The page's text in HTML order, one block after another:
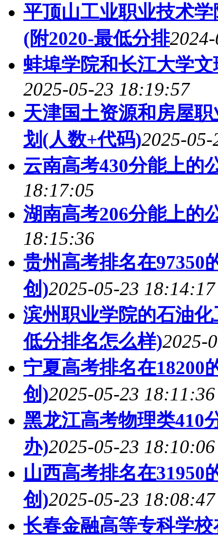
平顶山工业职业技术
(附2020-最低分排
蚌埠学院和长江大学
2025-05-23 18:19:57
天津国土资源和房屋
划(人数+代码)2025-
云南高考430分能上的
18:17:05
湖南高考206分能上的
18:15:36
贵州高考排名在97350
创)2025-05-23 18:14:17
滨州职业学院的石油
低分排名怎么样)2025-
宁夏高考排名在18200
创)2025-05-23 18:11:36
黑龙江高考物理类410
办)2025-05-23 18:10:06
山西高考排名在31950
创)2025-05-23 18:08:47
长春金融高等专科学